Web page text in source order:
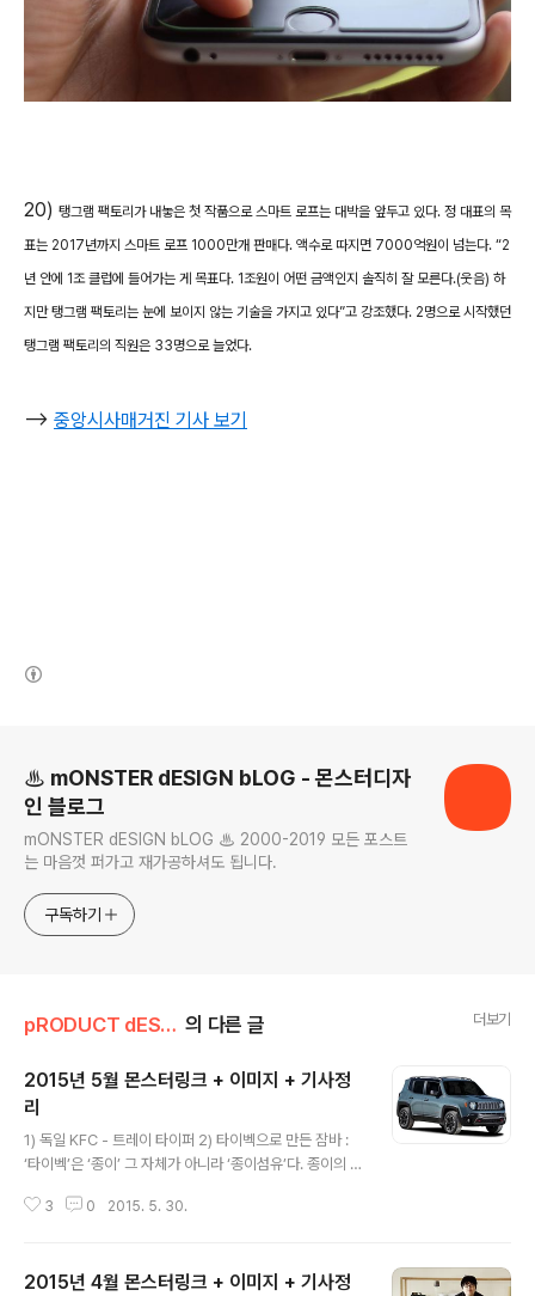
20) 탱그램 팩토리가 내놓은 첫 작품으로 스마트 로프는 대박을 앞두고 있다. 정 대표의 목
표는 2017년까지 스마트 로프 1000만개 판매다. 액수로 따지면 7000억원이 넘는다. “2
년 안에 1조 클럽에 들어가는 게 목표다. 1조원이 어떤 금액인지 솔직히 잘 모른다.(웃음) 하
지만 탱그램 팩토리는 눈에 보이지 않는 기술을 가지고 있다”고 강조했다. 2명으로 시작했던
탱그램 팩토리의 직원은 33명으로 늘었다.
--> 중앙시사매거진 기사 보기
♨ mONSTER dESIGN bLOG - 몬스터디자
인 블로그
mONSTER dESIGN bLOG ♨ 2000-2019 모든 포스트
는 마음껏 퍼가고 재가공하셔도 됩니다.
구독하기
pRODUCT dESIGN 의 다른 글 더보기
2015년 5월 몬스터링크 + 이미지 + 기사정
리
1) 독일 KFC - 트레이 타이퍼 2) 타이벡으로 만든 잠바 :
‘타이벡’은 ‘종이’ 그 자체가 아니라 ‘종이섬유’다. 종이의 성
가볍고 인쇄도 된다. 비에 젖지 않는 ‘종이지도’의 소재도
y/?detail&2193476 3) [책 속으로] 테슬라 전기차, 우
3 0 2015. 5. 30.
2015년 4월 몬스터링크 + 이미지 + 기사정